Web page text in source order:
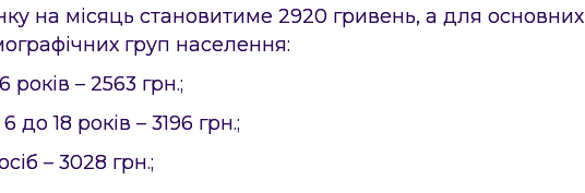
на місяць становитиме 2920 гривень, а для основних
груп населення:
років – 2563 грн.;
до 18 років – 3196 грн.;
– 3028 грн.;